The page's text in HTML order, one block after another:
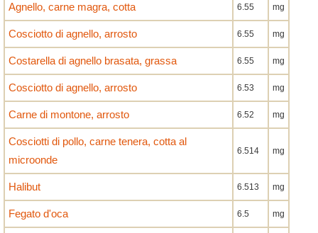
Agnello, carne magra, cotta 6.55 mg
Cosciotto di agnello, arrosto 6.55 mg
Costarella di agnello brasata, grassa 6.55 mg
Cosciotto di agnello, arrosto 6.53 mg
Carne di montone, arrosto 6.52 mg
Cosciotti di pollo, carne tenera, cotta al
microonde
6.514 mg
Halibut 6.513 mg
Fegato d'oca 6.5 mg